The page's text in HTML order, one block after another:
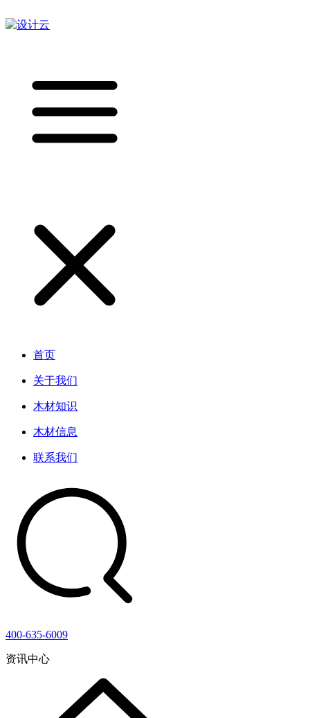
首页
关于我们
木材知识
木材信息
联系我们
400-635-6009
资讯中心